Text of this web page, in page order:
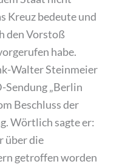
Kreuz bedeute und
den Vorstoß
habe.
Walter Steinmeier
Sendung „Berlin
Beschluss der
Wörtlich sagte er:
über die
getroffen worden